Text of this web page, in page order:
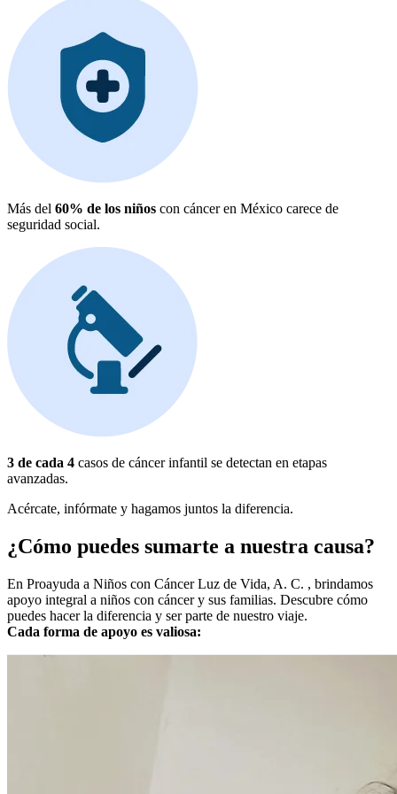
Más del 60% de los niños con cáncer en México carece de
seguridad social.
3 de cada 4 casos de cáncer infantil se detectan en etapas
avanzadas.
Acércate, infórmate y hagamos juntos la diferencia.
¿Cómo puedes sumarte a nuestra causa?
En Proayuda a Niños con Cáncer Luz de Vida, A. C. , brindamos
apoyo integral a niños con cáncer y sus familias. Descubre cómo
puedes hacer la diferencia y ser parte de nuestro viaje.
Cada forma de apoyo es valiosa: